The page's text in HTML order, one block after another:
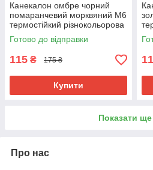
Канекалон омбре чорний
помаранчевий морквяний М6
термостійкий різнокольорова
коса Jumbo довжина 60см
вага 100гр для плетіння
Готово до відправки
115 ₴ 175 ₴
Купити
Показати ще
Про нас